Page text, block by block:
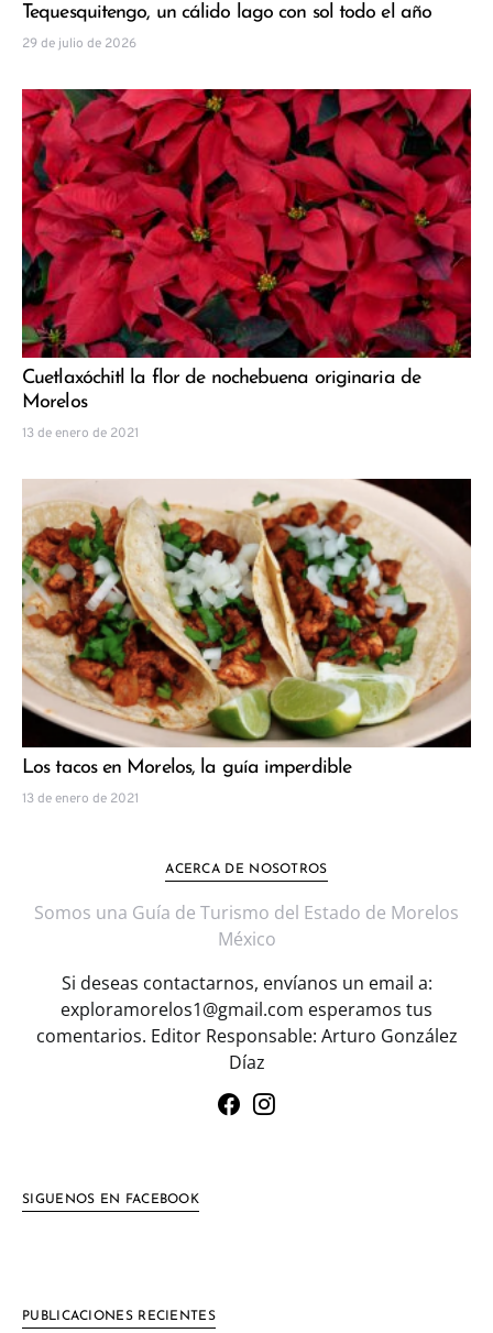
Tequesquitengo, un cálido lago con sol todo el año
29 de julio de 2026
Cuetlaxóchitl la flor de nochebuena originaria de
Morelos
13 de enero de 2021
Los tacos en Morelos, la guía imperdible
13 de enero de 2021
ACERCA DE NOSOTROS
Somos una Guía de Turismo del Estado de Morelos
México
Si deseas contactarnos, envíanos un email a:
exploramorelos1@gmail.com esperamos tus
comentarios. Editor Responsable: Arturo González
Díaz
SIGUENOS EN FACEBOOK
PUBLICACIONES RECIENTES